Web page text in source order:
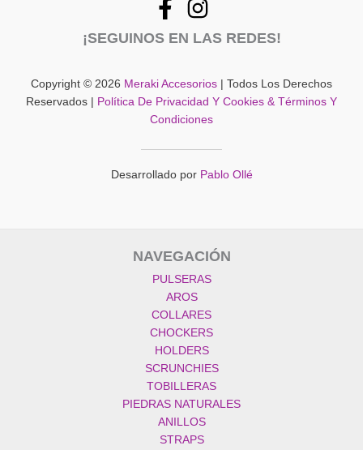
¡SEGUINOS EN LAS REDES!
Copyright © 2026 Meraki Accesorios | Todos Los Derechos
Reservados |
Política De Privacidad Y Cookies & Términos Y
Condiciones
Desarrollado por Pablo Ollé
NAVEGACIÓN
PULSERAS
AROS
COLLARES
CHOCKERS
HOLDERS
SCRUNCHIES
TOBILLERAS
PIEDRAS NATURALES
ANILLOS
STRAPS